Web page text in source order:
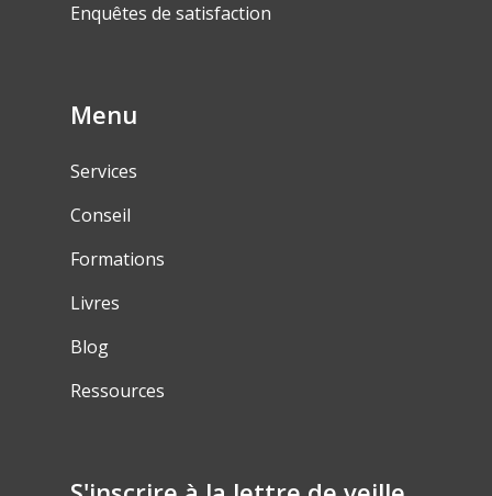
Enquêtes de satisfaction
Menu
Services
Conseil
Formations
Livres
Blog
Ressources